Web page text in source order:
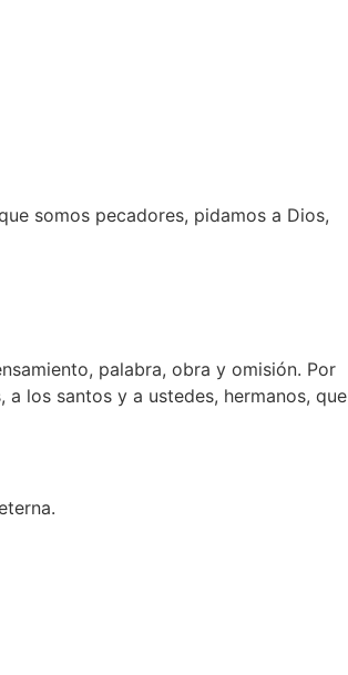
somos pecadores, pidamos a Dios,
palabra, obra y omisión. Por
los santos y a ustedes, hermanos, que